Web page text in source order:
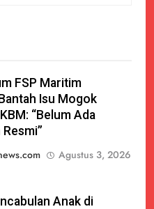
FSP Maritim
Isu Mogok
“Belum Ada
Agustus 3, 2026
Anak di